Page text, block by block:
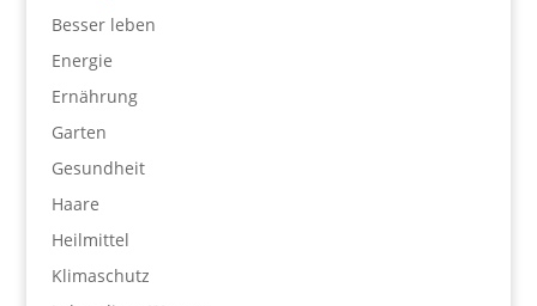
Besser leben
Energie
Ernährung
Garten
Gesundheit
Haare
Heilmittel
Klimaschutz